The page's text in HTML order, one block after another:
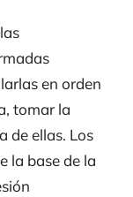
en orden
tomar la
de ellas. Los
la base de la